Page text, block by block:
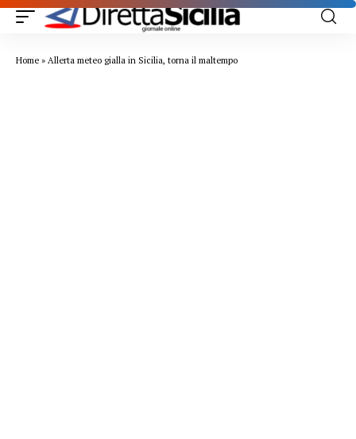
Home » Allerta meteo gialla in Sicilia, torna il maltempo